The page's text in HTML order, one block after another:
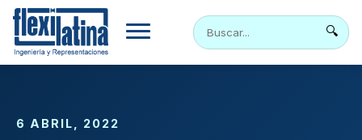
Skip
content
🔍
6 ABRIL, 2022